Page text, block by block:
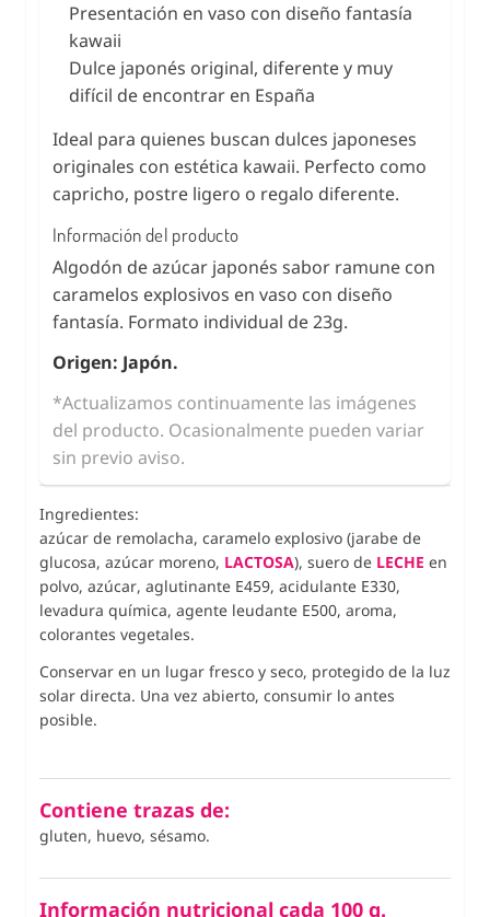
Presentación en vaso con diseño fantasía
kawaii
Dulce japonés original, diferente y muy
difícil de encontrar en España
Ideal para quienes buscan dulces japoneses
originales con estética kawaii. Perfecto como
capricho, postre ligero o regalo diferente.
Información del producto
Algodón de azúcar japonés sabor ramune con
caramelos explosivos en vaso con diseño
fantasía. Formato individual de 23g.
Origen: Japón.
*Actualizamos continuamente las imágenes
del producto. Ocasionalmente pueden variar
sin previo aviso.
Ingredientes:
azúcar de remolacha, caramelo explosivo (jarabe de
glucosa, azúcar moreno, LACTOSA), suero de LECHE en
polvo, azúcar, aglutinante E459, acidulante E330,
levadura química, agente leudante E500, aroma,
colorantes vegetales.
Conservar en un lugar fresco y seco, protegido de la luz
solar directa. Una vez abierto, consumir lo antes
posible.
Contiene trazas de:
gluten, huevo, sésamo.
Información nutricional cada 100 g.